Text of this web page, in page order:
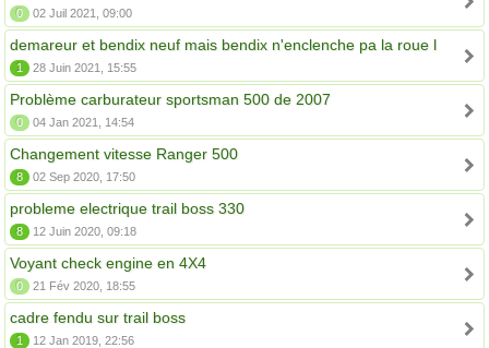
0 02 Juil 2021, 09:00
demareur et bendix neuf mais bendix n'enclenche pa la roue l
1 28 Juin 2021, 15:55
Problème carburateur sportsman 500 de 2007
0 04 Jan 2021, 14:54
Changement vitesse Ranger 500
8 02 Sep 2020, 17:50
probleme electrique trail boss 330
8 12 Juin 2020, 09:18
Voyant check engine en 4X4
0 21 Fév 2020, 18:55
cadre fendu sur trail boss
1 12 Jan 2019, 22:56